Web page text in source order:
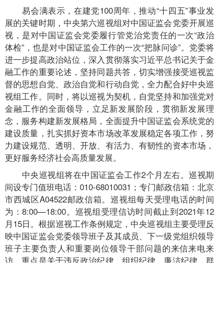
易会满表示，在建党100周年，推动“十四五”事业发
展的关键时期，中央第六巡视组对中国证监会党委开展巡
视，是对中国证监会党委履行管党治党责任的一次“政治
体检”，也是对中国证监会工作的一次“把脉问诊”。党委将
进一步提高政治站位，深入贯彻落实习近平总书记关于金
融工作的重要论述，坚持同题共答，切实增强接受巡视监
督的思想自觉、政治自觉和行动自觉，全力配合好中央巡
视组工作。同时，将以巡视为契机，自觉坚持和加强党对
金融工作的全面领导，立足新发展阶段，贯彻新发展理
念，服务构建新发展格局，全面提升中国证监会系统党的
建设质量，扎实抓好资本市场改革发展稳定各项工作，努
力建设规范、透明、开放、有活力、有韧性的资本市场，
更好服务经济社会高质量发展。
中央巡视组将在中国证监会工作2个月左右。巡视期
间设专门值班电话：010-68010031；专门邮政信箱：北京
市西城区A04522邮政信箱。巡视组每天受理电话的时间
为：8:00—18:00。巡视组受理信访时间截止到2021年12
月15日。根据巡视工作条例规定，中央巡视组主要受理反
映中国证监会党委领导班子及其成员、下一级党组织领导
班子主要负责人和重要岗位领导干部问题的来信来电来
访，重点是关于违反政治纪律、组织纪律、廉洁纪律、群